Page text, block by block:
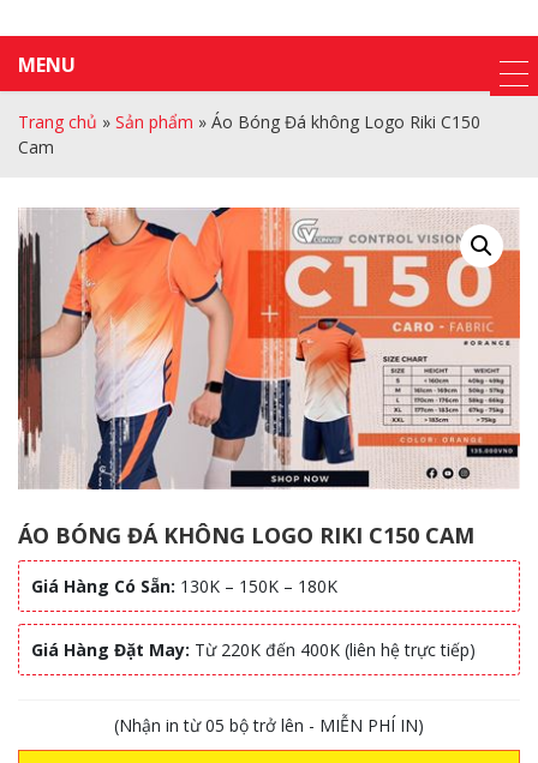
MENU
Trang chủ » Sản phẩm » Áo Bóng Đá không Logo Riki C150
Cam
ÁO BÓNG ĐÁ KHÔNG LOGO RIKI C150 CAM
Giá Hàng Có Sẵn: 130K – 150K – 180K
Giá Hàng Đặt May: Từ 220K đến 400K (liên hệ trực tiếp)
(Nhận in từ 05 bộ trở lên - MIỄN PHÍ IN)